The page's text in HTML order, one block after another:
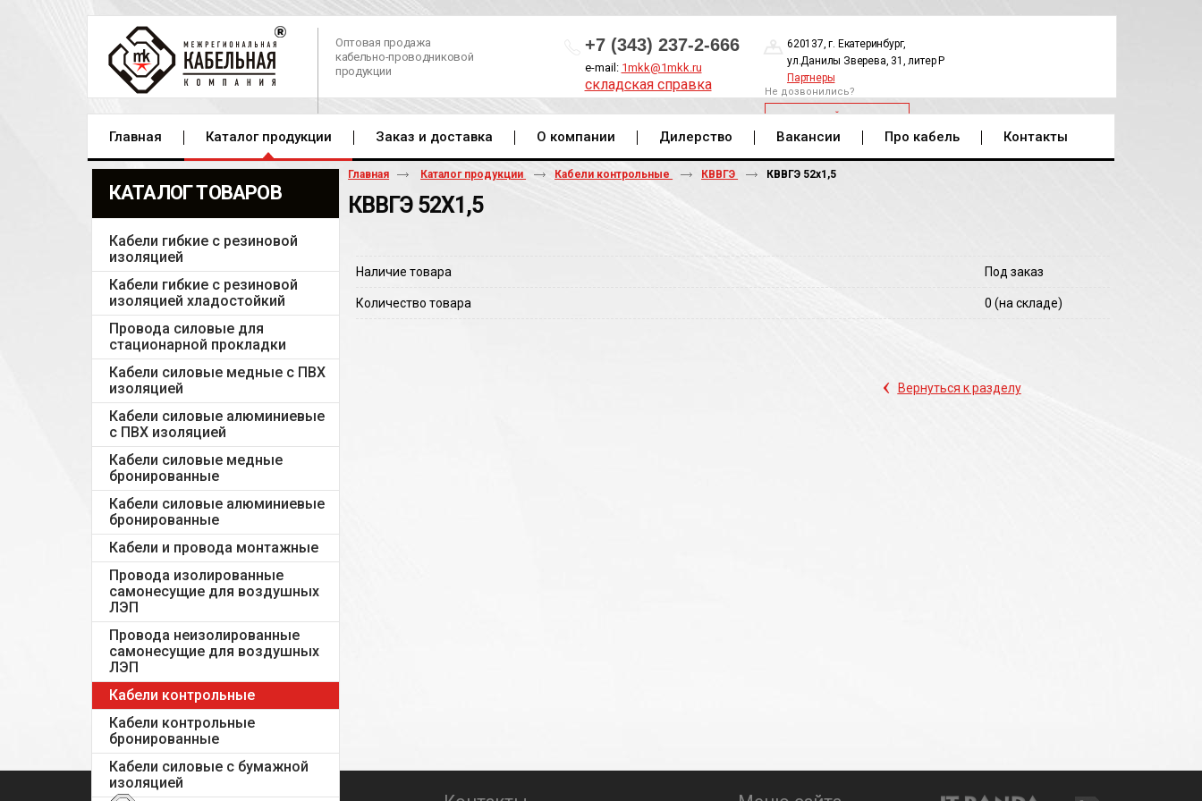
Оптовая продажа
кабельно-проводниковой
продукции
+7 (343) 237-2-666
e-mail: 1mkk@1mkk.ru
складская справка
620137, г. Екатеринбург,
ул.Данилы Зверева, 31, литер Р
Партнеры
Не дозвонились?
ОБРАТНЫЙ ЗВОНОК
Главная Каталог продукции Заказ и доставка О компании Дилерство Вакансии Про кабель Контакты
КАТАЛОГ ТОВАРОВ
Кабели гибкие с резиновой
изоляцией
Кабели гибкие с резиновой
изоляцией хладостойкий
Провода силовые для
стационарной прокладки
Кабели силовые медные с ПВХ
изоляцией
Кабели силовые алюминиевые
с ПВХ изоляцией
Кабели силовые медные
бронированные
Кабели силовые алюминиевые
бронированные
Кабели и провода монтажные
Провода изолированные
самонесущие для воздушных
ЛЭП
Провода неизолированные
самонесущие для воздушных
ЛЭП
Кабели контрольные
Кабели контрольные
бронированные
Кабели силовые с бумажной
изоляцией
Главная Каталог продукции Кабели контрольные КВВГЭ КВВГЭ 52х1,5
КВВГЭ 52Х1,5
Наличие товара Под заказ
Количество товара 0 (на складе)
‹ Вернуться к разделу